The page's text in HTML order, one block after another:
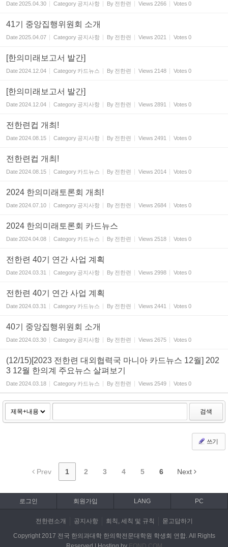
Date2025.04.30 Category 공지사항 By 전한련 Views 2266 Votes 0
41기 중앙집행위원회 소개
Date2025.04.07 Category 공지사항 By 전한련 Views 2021 Votes 0
[한의미래보고서 발간]
Date2024.12.04 Category 카드뉴스 By 전한련 Views 2148 Votes 0
[한의미래보고서 발간]
Date2024.12.04 Category 공지사항 By 전한련 Views 2891 Votes 0
전한련컵 개최!
Date2024.08.15 Category 공지사항 By 전한련 Views 2491 Votes 0
전한련컵 개최!
Date2024.08.15 Category 카드뉴스 By 전한련 Views 2014 Votes 0
2024 한의미래토론회 개최!
Date2024.07.10 Category 공지사항 By 전한련 Views 2684 Votes 0
2024 한의미래토론회 카드뉴스
Date2024.04.08 Category 카드뉴스 By 전한련 Views 2518 Votes 0
전한련 40기 연간 사업 계획
Date2024.03.31 Category 공지사항 By 전한련 Views 2998 Votes 0
전한련 40기 연간 사업 계획
Date2024.03.31 Category 카드뉴스 By 전한련 Views 2441 Votes 0
40기 중앙집행위원회 소개
Date2024.03.30 Category 공지사항 By 전한련 Views 2675 Votes 0
(12/15)[2023 전한련 대외협력국 마니아 카드뉴스 12월] 202
3 12월 한의계 주요뉴스 살펴보기
Date2024.03.18 Category 카드뉴스 By 전한련 Views 2549 Votes 0
검색
쓰기
Prev 1 2 3 4 5 6 Next
로그인 회원가입 LANG PC
전한련소개 공지사항 회칙, 세칙 및 규칙 묻고답하기
Copyright 2017 전국 한의과대학 한의학전문대학원 학생회 연합. All Rights